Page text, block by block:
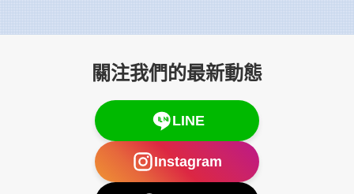
關注我們的最新動態
LINE
Instagram